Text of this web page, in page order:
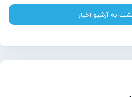
به آرشیو اخبار
آسیاتکین
پاسخ می‌دهیم